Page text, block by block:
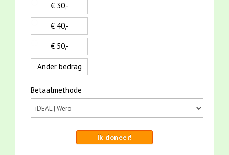
€ 30,-
€ 40,-
€ 50,-
Ander bedrag
Betaalmethode
Ik doneer!